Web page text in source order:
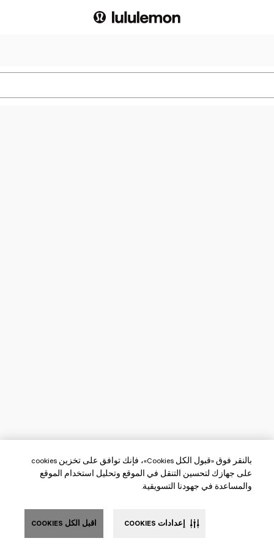
بالنقر فوق «قبول الكل Cookies»، فإنك توافق على تخزين cookies
على جهازك لتحسين التنقل في الموقع وتحليل استخدام الموقع
والمساعدة في جهودنا التسويقية.
اقبل الكل COOKIES إعدادات COOKIES